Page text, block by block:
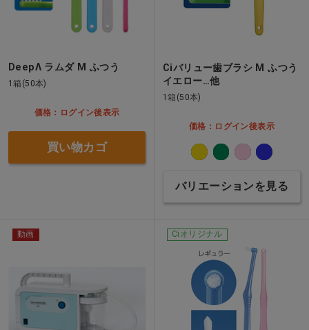
DeepΛ ラムダ M ふつう
1箱(50本)
価格：ログイン後表示
買い物カゴ
Ciバリュー歯ブラシ M ふつう
イエロー…他
1箱(50本)
価格：ログイン後表示
バリエーションを見る
動画 Ciオリジナル